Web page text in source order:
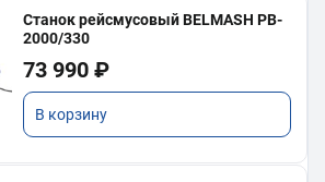
Станок рейсмусовый BELMASH PB-
2000/330
73 990 ₽
В корзину